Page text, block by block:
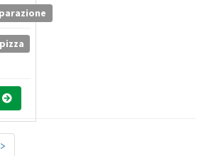
>